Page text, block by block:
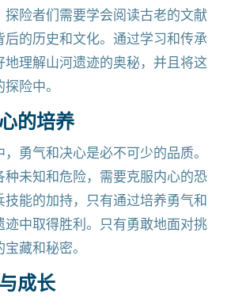
探险者们需要学会阅读古老的文献
后的历史和文化。通过学习和传承
理解山河遗迹的奥秘，并且将这
险中。
的培养
勇气和决心是必不可少的品质。
种未知和危险，需要克服内心的恐
能的加持，只有通过培养勇气和
迹中取得胜利。只有勇敢地面对挑
藏和秘密。
成长